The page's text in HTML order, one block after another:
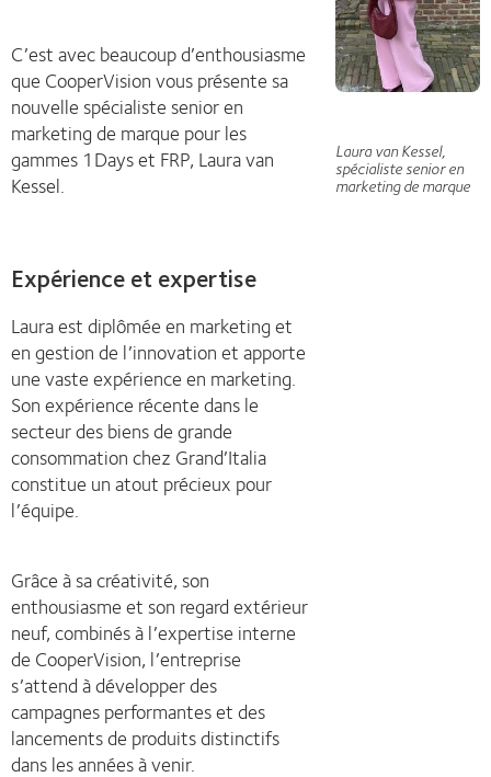
C’est avec beaucoup d’enthousiasme
que CooperVision vous présente sa
nouvelle spécialiste senior en
marketing de marque pour les
gammes 1Days et FRP, Laura van
Kessel.
Expérience et expertise
Laura est diplômée en marketing et
en gestion de l’innovation et apporte
une vaste expérience en marketing.
Son expérience récente dans le
secteur des biens de grande
consommation chez Grand’Italia
constitue un atout précieux pour
l’équipe.
Grâce à sa créativité, son
enthousiasme et son regard extérieur
neuf, combinés à l’expertise interne
de CooperVision, l’entreprise
s’attend à développer des
campagnes performantes et des
lancements de produits distinctifs
dans les années à venir.
Laura van Kessel,
spécialiste senior en
marketing de marque